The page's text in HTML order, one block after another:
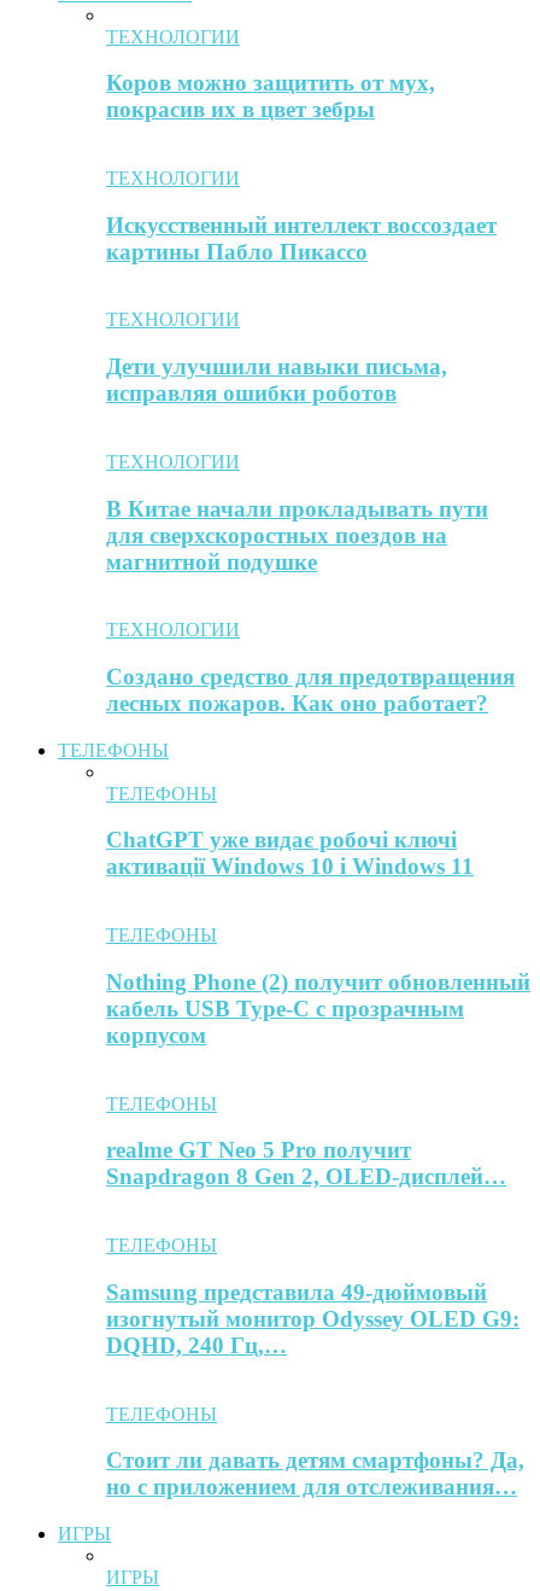
ТЕХНОЛОГИИ
Коров можно защитить от мух,
покрасив их в цвет зебры
ТЕХНОЛОГИИ
Искусственный интеллект воссоздает
картины Пабло Пикассо
ТЕХНОЛОГИИ
Дети улучшили навыки письма,
исправляя ошибки роботов
ТЕХНОЛОГИИ
В Китае начали прокладывать пути
для сверхскоростных поездов на
магнитной подушке
ТЕХНОЛОГИИ
Создано средство для предотвращения
лесных пожаров. Как оно работает?
ТЕЛЕФОНЫ
ТЕЛЕФОНЫ
ChatGPT уже видає робочі ключі
активації Windows 10 і Windows 11
ТЕЛЕФОНЫ
Nothing Phone (2) получит обновленный
кабель USB Type-C с прозрачным
корпусом
ТЕЛЕФОНЫ
realme GT Neo 5 Pro получит
Snapdragon 8 Gen 2, OLED-дисплей…
ТЕЛЕФОНЫ
Samsung представила 49-дюймовый
изогнутый монитор Odyssey OLED G9:
DQHD, 240 Гц,…
ТЕЛЕФОНЫ
Стоит ли давать детям смартфоны? Да,
но с приложением для отслеживания…
ИГРЫ
ИГРЫ